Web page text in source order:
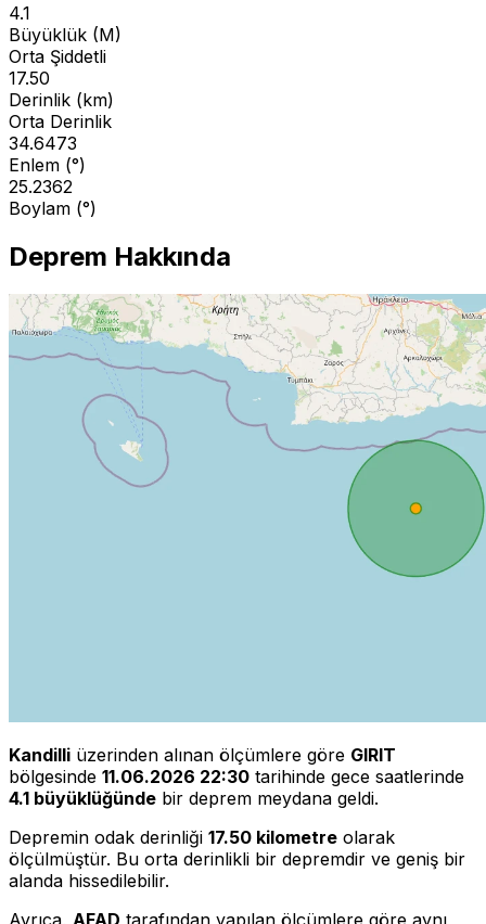
4.1
Büyüklük (M)
Orta Şiddetli
17.50
Derinlik (km)
Orta Derinlik
34.6473
Enlem (°)
25.2362
Boylam (°)
Deprem Hakkında
Kandilli üzerinden alınan ölçümlere göre GIRIT
bölgesinde 11.06.2026 22:30 tarihinde gece saatlerinde
4.1 büyüklüğünde bir deprem meydana geldi.
Depremin odak derinliği 17.50 kilometre olarak
ölçülmüştür. Bu orta derinlikli bir depremdir ve geniş bir
alanda hissedilebilir.
Ayrıca, AFAD tarafından yapılan ölçümlere göre aynı